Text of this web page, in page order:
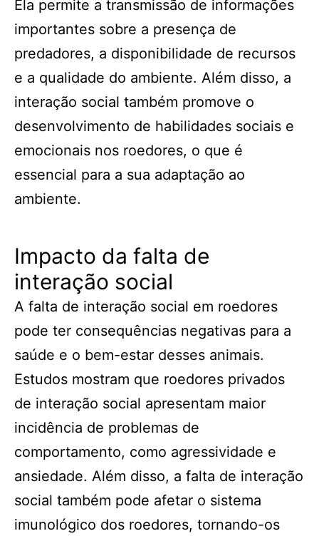
Ela permite a transmissão de informações
importantes sobre a presença de
predadores, a disponibilidade de recursos
e a qualidade do ambiente. Além disso, a
interação social também promove o
desenvolvimento de habilidades sociais e
emocionais nos roedores, o que é
essencial para a sua adaptação ao
ambiente.
Impacto da falta de
interação social
A falta de interação social em roedores
pode ter consequências negativas para a
saúde e o bem-estar desses animais.
Estudos mostram que roedores privados
de interação social apresentam maior
incidência de problemas de
comportamento, como agressividade e
ansiedade. Além disso, a falta de interação
social também pode afetar o sistema
imunológico dos roedores, tornando-os